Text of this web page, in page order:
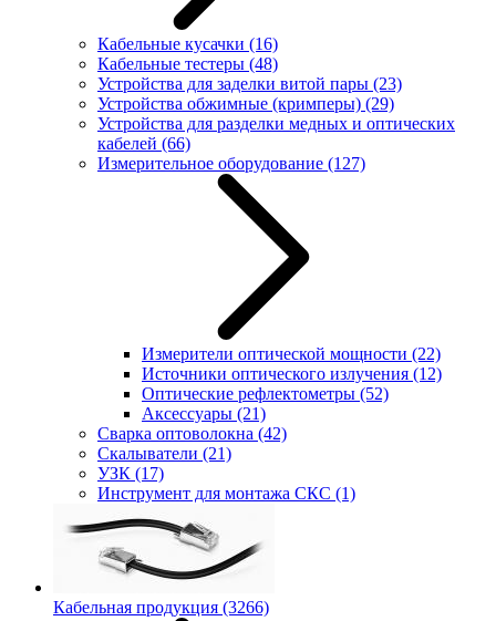
Кабельные кусачки (16)
Кабельные тестеры (48)
Устройства для заделки витой пары (23)
Устройства обжимные (кримперы) (29)
Устройства для разделки медных и оптических
кабелей (66)
Измерительное оборудование (127)
Измерители оптической мощности (22)
Источники оптического излучения (12)
Оптические рефлектометры (52)
Аксессуары (21)
Сварка оптоволокна (42)
Скалыватели (21)
УЗК (17)
Инструмент для монтажа СКС (1)
Кабельная продукция (3266)